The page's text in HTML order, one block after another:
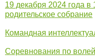
19 декабря 2024 года
родительское собрание
Командная
Соревнования по